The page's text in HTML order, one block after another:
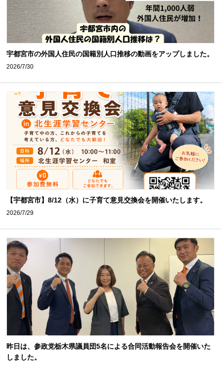
宇都宮市の外国人住民の国籍別人口推移の動画をアップしました。
2026/7/30
【宇都宮市】8/12（水）に子育て意見交換会を開催いたします。
2026/7/29
昨日は、参政党栃木県議員団5名による合同活動報告会を開催いた
しました。